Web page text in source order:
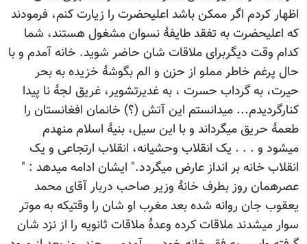
اظهار کردم اگر ممکن باشد اعلیحضرت را زیارت کنم، فرمودند
که اعلیحضرت به تفقد طایفۀ نسوان مشغول هستند، شما
کدام وقت دیگربرای ملاقات شان حاضر شوید. خانه آمدم و با
حال پرغم خاطر مملو از حزن و الم بگوشۀ خزیده به بحر
حیرت، به گرداب حسرت ، به غدیرتشویر، غریق لجۀ نا پیدا
کنارگردیدم... میدانستم این آتش (؟) خانمان افغانستان را
طعمۀ حریق میگرداند و با این سیل، بنیۀ اسلام منهدم
میشود و . . . یک انقلاب وحشیانه، انقلاب ارتجاعی و یک
انقلاب خانه بر انداز عارض میگردد." ایشان ادامه میدهد : "
عصرهمان روز بطرف خانۀ وزیر صاحب دربار آقای محمد
یعقوب جان روانه شده بعد مغرب او شان را وقتیکه به موتر
سوار میشدند ملاقات کرده وعدۀ ملاقات ثانویه را از نزد شان